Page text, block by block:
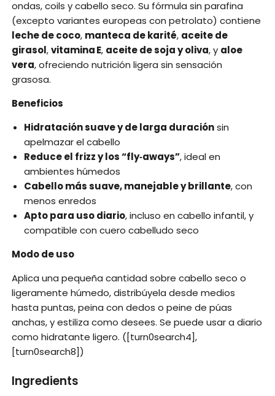
ondas, coils y cabello seco. Su fórmula sin parafina
(excepto variantes europeas con petrolato) contiene
leche de coco, manteca de karité, aceite de
girasol,vitamina E, aceite de soja y oliva, y aloe
vera, ofreciendo nutrición ligera sin sensación
grasosa.
Beneficios
Hidratación suave y de larga duraciónsin
apelmazar el cabello
Reduce el frizz y los “fly‑aways”, ideal en
ambientes húmedos
Cabello más suave, manejable y brillante, con
menos enredos
Apto para uso diario, incluso en cabello infantil, y
compatible con cuero cabelludo seco
Modo de uso
Aplica una pequeña cantidad sobre cabello seco o
ligeramente húmedo, distribúyela desde medios
hasta puntas, peina con dedos o peine de púas
anchas, y estiliza como desees. Se puede usar a diario
como hidratante ligero. ([turn0search4],
[turn0search8])
Ingredients